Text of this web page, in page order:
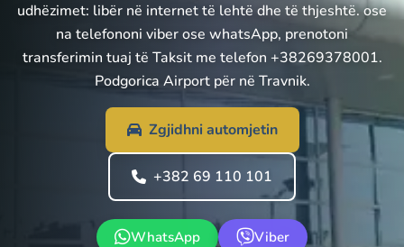
udhëzimet: libër në internet të lehtë dhe të thjeshtë. ose
na telefononi viber ose whatsApp, prenotoni
transferimin tuaj të Taksit me telefon +38269378001.
Podgorica Airport për në Travnik.
Zgjidhni automjetin
+382 69 110 101
WhatsApp Viber